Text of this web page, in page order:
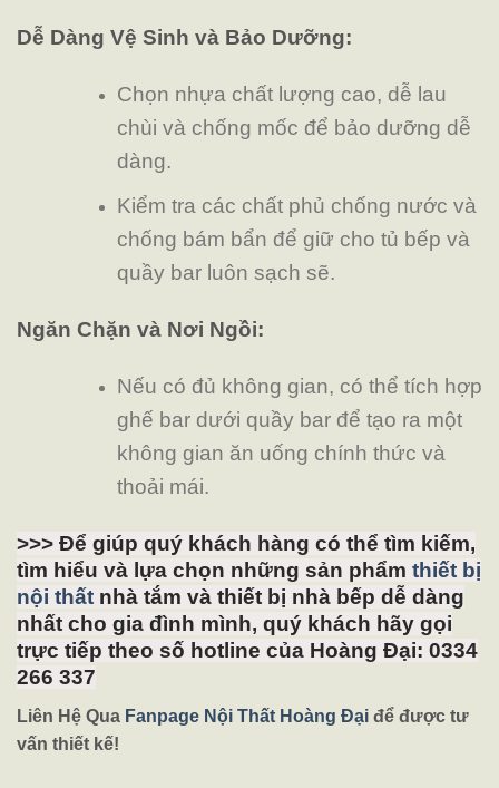
Dễ Dàng Vệ Sinh và Bảo Dưỡng:
Chọn nhựa chất lượng cao, dễ lau
chùi và chống mốc để bảo dưỡng dễ
dàng.
Kiểm tra các chất phủ chống nước và
chống bám bẩn để giữ cho tủ bếp và
quầy bar luôn sạch sẽ.
Ngăn Chặn và Nơi Ngồi:
Nếu có đủ không gian, có thể tích hợp
ghế bar dưới quầy bar để tạo ra một
không gian ăn uống chính thức và
thoải mái.
>>> Để giúp quý khách hàng có thể tìm kiếm,
tìm hiểu và lựa chọn những sản phẩm thiết bị
nội thất nhà tắm và thiết bị nhà bếp dễ dàng
nhất cho gia đình mình, quý khách hãy gọi
trực tiếp theo số hotline của Hoàng Đại: 0334
266 337
Liên Hệ Qua Fanpage Nội Thất Hoàng Đại để được tư
vấn thiết kế!